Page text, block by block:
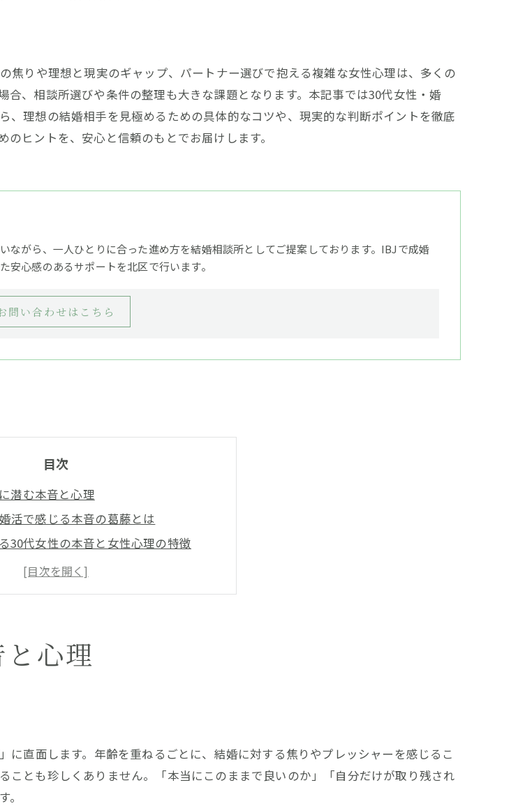
焦りや理想と現実のギャップ、パートナー選びで抱える複雑な女性心理は、多くの
、相談所選びや条件の整理も大きな課題となります。本記事では30代女性・婚
理想の結婚相手を見極めるための具体的なコツや、現実的な判断ポイントを徹底
ヒントを、安心と信頼のもとでお届けします。
ながら、一人ひとりに合った進め方を結婚相談所としてご提案しております。IBJで成婚
安心感のあるサポートを北区で行います。
問い合わせはこちら
目次
潜む本音と心理
活で感じる本音の葛藤とは
30代女性の本音と女性心理の特徴
間で揺れる30代女性の婚活本音
代女性の婚活と自己分析の重要性
30代女性の複雑な想い
代女性が抱える本音の複雑さ
活現場の30代女性の心理状況
知りたい女性心理の本当の部分
心理
直面します。年齢を重ねるごとに、結婚に対する焦りやプレッシャーを感じるこ
ことも珍しくありません。「本当にこのままで良いのか」「自分だけが取り残され